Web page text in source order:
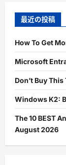
最近の投稿
How To Get
Microsoft
Don’t Buy
Windows K2:
The 10 BEST
August 2026